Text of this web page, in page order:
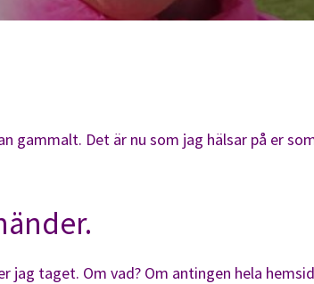
gammalt. Det är nu som jag hälsar på er
jag taget. Om vad? Om antingen hela